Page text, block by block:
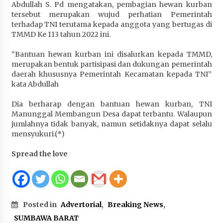
Terapkan “Polantas Menyapa”, Satlantas Polres
Sumbawa Berupaya Wujudkan Pelayanan
1 bulan ago
Capaian Program Pemerintah Kabupaten
Sumbawa Terus Dirasakan Masyarakat
Abdullah S. Pd mengatakan, pembagian hewan kurban
tersebut merupakan wujud perhatian Pemerintah
terhadap TNI terutama kepada anggota yang bertugas di
TMMD Ke 113 tahun 2022 ini.
“Bantuan hewan kurban ini disalurkan kepada TMMD,
merupakan bentuk partisipasi dan dukungan pemerintah
daerah khususnya Pemerintah Kecamatan kepada TNI”
kata Abdullah
Dia berharap dengan bantuan hewan kurban, TNI
Manunggal Membangun Desa dapat terbantu. Walaupun
jumlahnya tidak banyak, namun setidaknya dapat selalu
mensyukuri.(*)
Spread the love
Posted in Advertorial, Breaking News,
SUMBAWA BARAT